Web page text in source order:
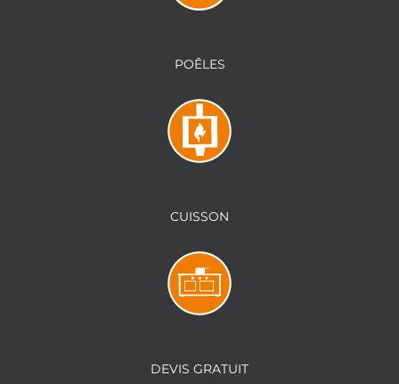
POÊLES
CUISSON
DEVIS GRATUIT